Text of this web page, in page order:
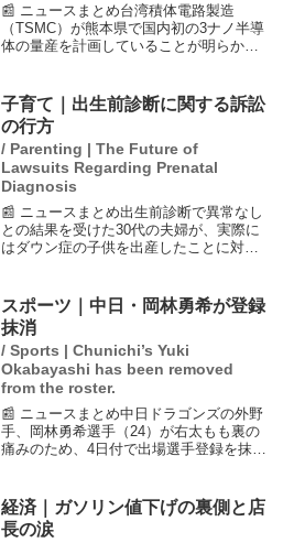
📰 ニュースまとめ台湾積体電路製造
（TSMC）が熊本県で国内初の3ナノ半導
体の量産を計画していることが明らかに
設備投資が見込まれています。政府は国
内の半導体製造...
子育て｜出生前診断に関する訴訟
の行方
/ Parenting | The Future of
Lawsuits Regarding Prenatal
Diagnosis
📰 ニュースまとめ出生前診断で異常なし
との結果を受けた30代の夫婦が、実際に
はダウン症の子供を出産したことに対
不適切なものであったことや、病院側の
説明に不備があったと主張...
スポーツ｜中日・岡林勇希が登録
抹消
/ Sports | Chunichi’s Yuki
Okabayashi has been removed
from the roster.
📰 ニュースまとめ中日ドラゴンズの外野
手、岡林勇希選手（24）が右太もも裏の
痛みのため、4日付で出場選手登録を抹消
す。代わって、ドラフト6位の花田旭選手
が1軍に昇格し...
経済｜ガソリン値下げの裏側と店
長の涙